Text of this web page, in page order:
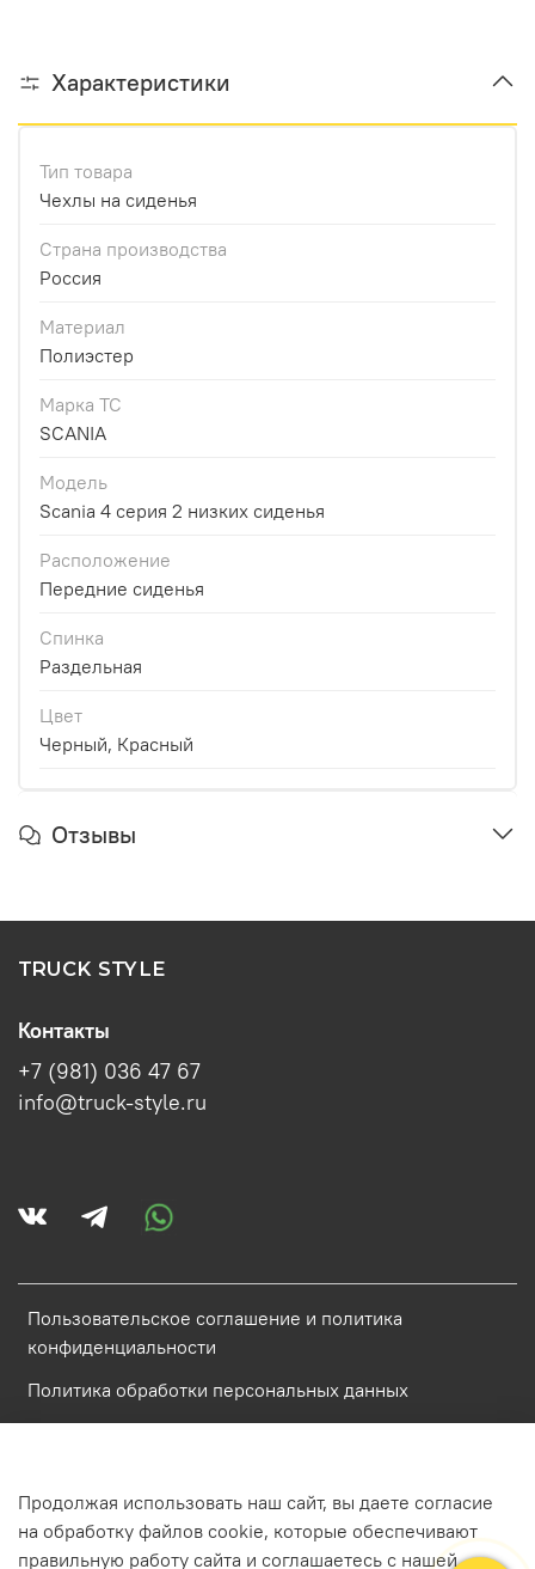
Характеристики
Тип товара
Чехлы на сиденья
Страна производства
Россия
Материал
Полиэстер
Марка ТС
SCANIA
Модель
Scania 4 серия 2 низких сиденья
Расположение
Передние сиденья
Спинка
Раздельная
Цвет
Черный, Красный
Отзывы
TRUCK STYLE
Пользовательское соглашение и политика
конфиденциальности
Политика обработки персональных данных
Контакты
+7 (981) 036 47 67
info@truck-style.ru
ИП Аистова Катарина Антоновна ИНН 784800848968
Продолжая использовать наш сайт, вы даете согласие
на обработку файлов cookie, которые обеспечивают
правильную работу сайта и соглашаетесь с нашей